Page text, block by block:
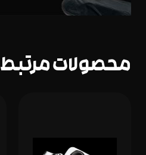
محصولات مرتبط